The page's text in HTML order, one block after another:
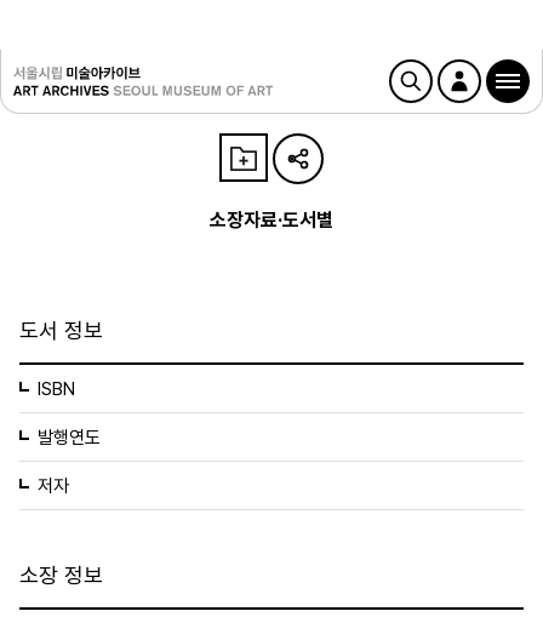
소장자료·도서별
도서 정보
ISBN
발행연도
저자
소장 정보